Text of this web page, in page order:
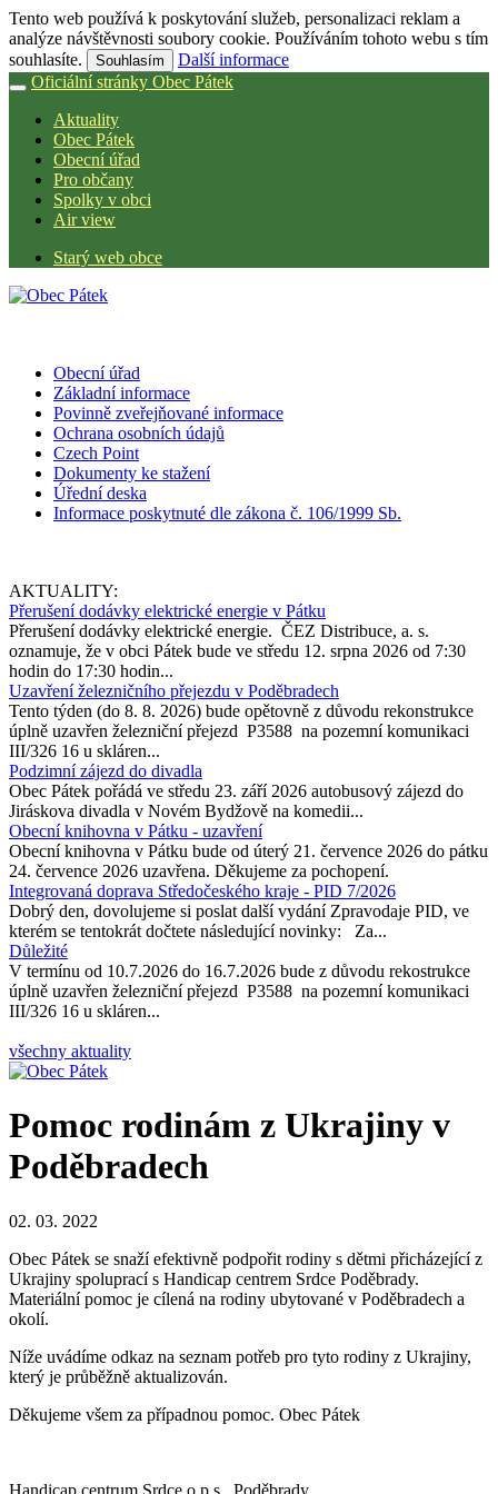
Tento web používá k poskytování služeb, personalizaci reklam a
analýze návštěvnosti soubory cookie. Používáním tohoto webu s tím
souhlasíte.
Souhlasím
Další informace
Oficiální stránky Obec Pátek
Aktuality
Obec Pátek
Obecní úřad
Pro občany
Spolky v obci
Air view
Starý web obce
Obecní úřad
Základní informace
Povinně zveřejňované informace
Ochrana osobních údajů
Czech Point
Dokumenty ke stažení
Úřední deska
Informace poskytnuté dle zákona č. 106/1999 Sb.
AKTUALITY:
Přerušení dodávky elektrické energie v Pátku
Přerušení dodávky elektrické energie. ČEZ Distribuce, a. s.
oznamuje, že v obci Pátek bude ve středu 12. srpna 2026 od 7:30
hodin do 17:30 hodin...
Uzavření železničního přejezdu v Poděbradech
Tento týden (do 8. 8. 2026) bude opětovně z důvodu rekonstrukce
úplně uzavřen železniční přejezd P3588 na pozemní komunikaci
III/326 16 u skláren...
Podzimní zájezd do divadla
Obec Pátek pořádá ve středu 23. září 2026 autobusový zájezd do
Jiráskova divadla v Novém Bydžově na komedii...
Obecní knihovna v Pátku - uzavření
Obecní knihovna v Pátku bude od úterý 21. července 2026 do pátku
24. července 2026 uzavřena. Děkujeme za pochopení.
Integrovaná doprava Středočeského kraje - PID 7/2026
Dobrý den, dovolujeme si poslat další vydání Zpravodaje PID, ve
kterém se tentokrát dočtete následující novinky: Za...
Důležité
V termínu od 10.7.2026 do 16.7.2026 bude z důvodu rekostrukce
úplně uzavřen železniční přejezd P3588 na pozemní komunikaci
III/326 16 u skláren...
všechny aktuality
Pomoc rodinám z Ukrajiny v
Poděbradech
02. 03. 2022
Obec Pátek se snaží efektivně podpořit rodiny s dětmi přicházející z
Ukrajiny spoluprací s Handicap centrem Srdce Poděbrady.
Materiální pomoc je cílená na rodiny ubytované v Poděbradech a
okolí.
Níže uvádíme odkaz na seznam potřeb pro tyto rodiny z Ukrajiny,
který je průběžně aktualizován.
Děkujeme všem za případnou pomoc. Obec Pátek
Handicap centrum Srdce o.p.s., Poděbrady